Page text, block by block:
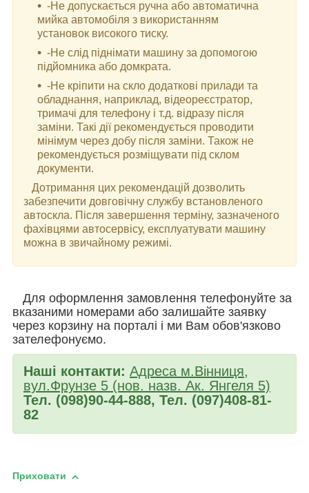
-Не допускається ручна або автоматична
мийка автомобіля з використанням
установок високого тиску.
-Не слід піднімати машину за допомогою
підйомника або домкрата.
-Не кріпити на скло додаткові прилади та
обладнання, наприклад, відеореєстратор,
тримачі для телефону і т.д. відразу після
заміни. Такі дії рекомендується проводити
мінімум через добу після заміни. Також не
рекомендується розміщувати під склом
документи.
Дотримання цих рекомендацій дозволить
забезпечити довговічну службу встановленого
автоскла. Після завершення терміну, зазначеного
фахівцями автосервісу, експлуатувати машину
можна в звичайному режимі.
Для оформлення замовлення телефонуйте за
вказаними номерами або залишайте заявку
через корзину на порталі і ми Вам обов'язково
зателефонуємо.
Наші контакти: Адреса м.Вінниця,
вул.Фрунзе 5 (нов. назв. Ак. Янгеля 5)
Тел. (098)90-44-888, Тел. (097)408-81-
82
Приховати